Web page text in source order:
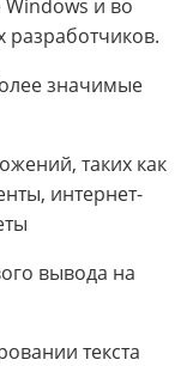
и во
значимые
таких как
интернет-
вывода на
текста